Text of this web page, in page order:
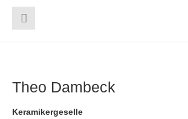
Theo Dambeck
Keramikergeselle